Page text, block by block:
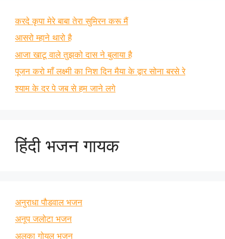
करदे कृपा मेरे बाबा तेरा सुमिरन करू मैं
आसरो म्हाने थारो है
आजा खाटू वाले तुझको दास ने बुलाया है
पूजन करो माँ लक्ष्मी का निश दिन मैया के द्वार सोना बरसे रे
श्याम के दर पे जब से हम जाने लगे
हिंदी भजन गायक
अनुराधा पौडवाल भजन
अनूप जलोटा भजन
अलका गोयल भजन